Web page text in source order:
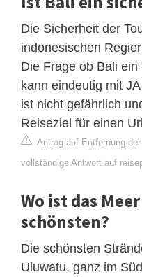
Die Sicherheit der
indonesischen
Die Frage ob Bali
kann eindeutig mit
ist nicht gefährlich
Reiseziel für einen
Antrag auf Entfernung
vollständige Antwort auf
Wo ist das
schönsten?
Die schönsten
Uluwatu, ganz im